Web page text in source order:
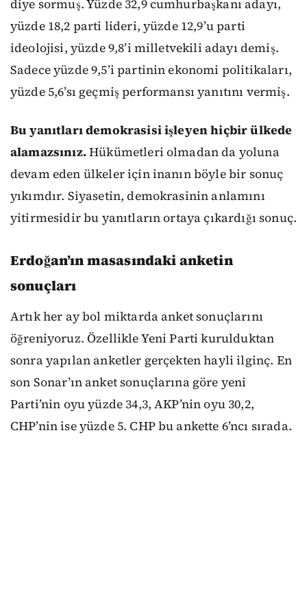
diye sormuş. Yüzde 32,9 cumhurbaşkanı adayı,
yüzde 18,2 parti lideri, yüzde 12,9’u parti
ideolojisi, yüzde 9,8’i milletvekili adayı demiş.
Sadece yüzde 9,5’i partinin ekonomi politikaları,
yüzde 5,6’sı geçmiş performansı yanıtını vermiş.
Bu yanıtları demokrasisi işleyen hiçbir ülkede
alamazsınız.Hükümetleri olmadan da yoluna
devam eden ülkeler için inanın böyle bir sonuç
yıkımdır. Siyasetin, demokrasinin anlamını
yitirmesidir bu yanıtların ortaya çıkardığı sonuç.
Erdoğan’ın masasındaki anketin
sonuçları
Artık her ay bol miktarda anket sonuçlarını
öğreniyoruz. Özellikle Yeni Parti kurulduktan
sonra yapılan anketler gerçekten hayli ilginç. En
son Sonar’ın anket sonuçlarına göre yeni
Parti’nin oyu yüzde 34,3, AKP’nin oyu 30,2,
CHP’nin ise yüzde 5. CHP bu ankette 6’ncı sırada.